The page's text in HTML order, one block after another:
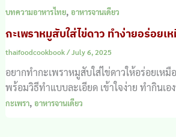
บทความอาหารไทย, อาหารจานเดียว
กะเพราหมูสับใส่ไข่ดาว ทำง่ายอร่อยเ
thaifoodcookbook/July 6, 2025
อยากทำกะเพราหมูสับใส่ไข่ดาวให้อร่อยเหมื
พร้อมวิธีทำแบบละเอียด เข้าใจง่าย ทำกินเอ
กะเพรา, อาหารจานเดียว